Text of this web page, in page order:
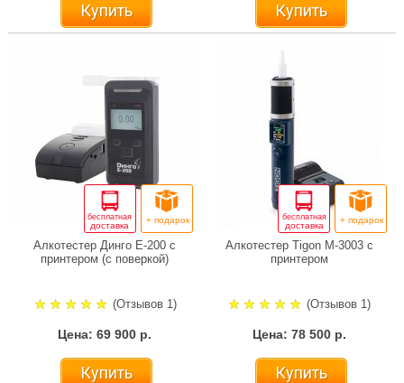
Купить Купить
бесплатная
доставка
+ подарок
Алкотестер Динго Е-200 с
принтером (с поверкой)
(Отзывов 1)
Цена: 69 900 р.
Купить
бесплатная
доставка
+ подарок
Алкотестер Tigon M-3003 с
принтером
(Отзывов 1)
Цена: 78 500 р.
Купить